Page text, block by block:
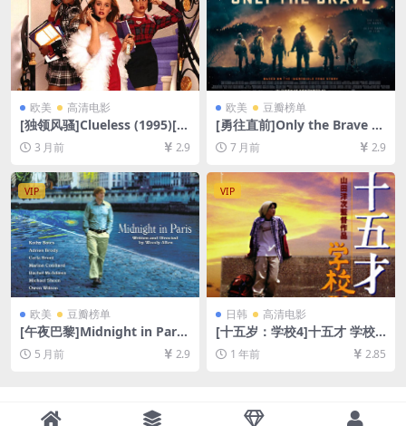
欧美 高清电影
[独领风骚]Clueless (1995)[百
度网盘+夸克网盘1080P超清
未删减资源][网盘在线播放/下
3 月前 2.9
欧美 豆瓣榜单
[勇往直前]Only the Brave (2
017)[百度网盘+夸克网盘1080
P超清未删减资源][网盘在线播
幕]
7 月前 2.9
VIP
欧美 豆瓣榜单
[午夜巴黎]Midnight in Paris
(2011)[百度网盘+夸克网盘10
80P超清未删减资源][网盘在
5 月前 2.9
VIP
日韩 高清电影
[十五岁：学校4]十五才 学校I
V (2000)[百度网盘+夸克网盘1
080P超清未删减资源][网盘在
1 年前 2.85